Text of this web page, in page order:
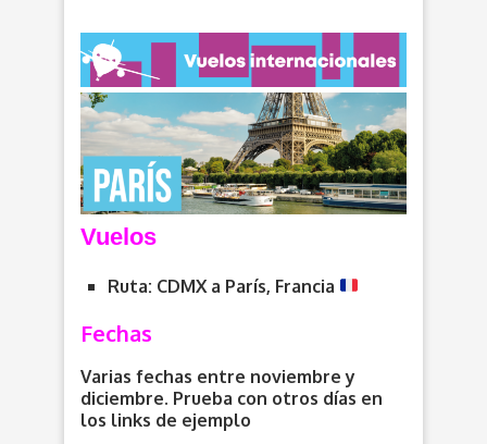
Vuelos
Ruta: CDMX a París, Francia
Fechas
Varias fechas entre noviembre y
diciembre. Prueba con otros días en
los links de ejemplo